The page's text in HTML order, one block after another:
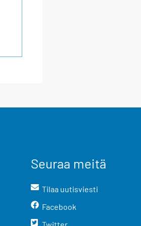
Seuraa meitä
Tilaa uutisviesti
Facebook